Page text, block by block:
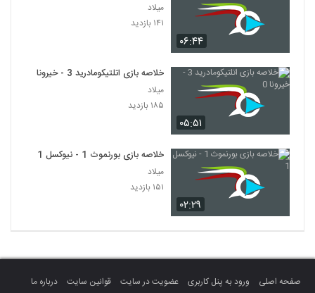
۰۶:۴۴
میلاد
۱۴۱ بازدید
۰۵:۵۱
خلاصه بازی اتلتیکومادرید 3 - خیرونا 0
میلاد
۱۸۵ بازدید
۰۲:۲۹
خلاصه بازی بورنموث 1 - نیوکسل 1
میلاد
۱۵۱ بازدید
صفحه اصلی ورود به پنل کاربری عضویت در سایت قوانین سایت
درباره ما